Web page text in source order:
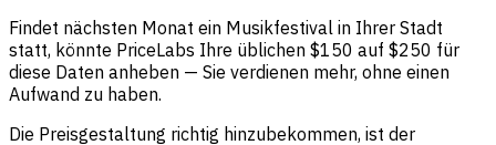
Findet nächsten Monat ein Musikfestival in Ihrer Stadt
statt, könnte PriceLabs Ihre üblichen $150 auf $250 für
diese Daten anheben — Sie verdienen mehr, ohne einen
Aufwand zu haben.
Die Preisgestaltung richtig hinzubekommen, ist der